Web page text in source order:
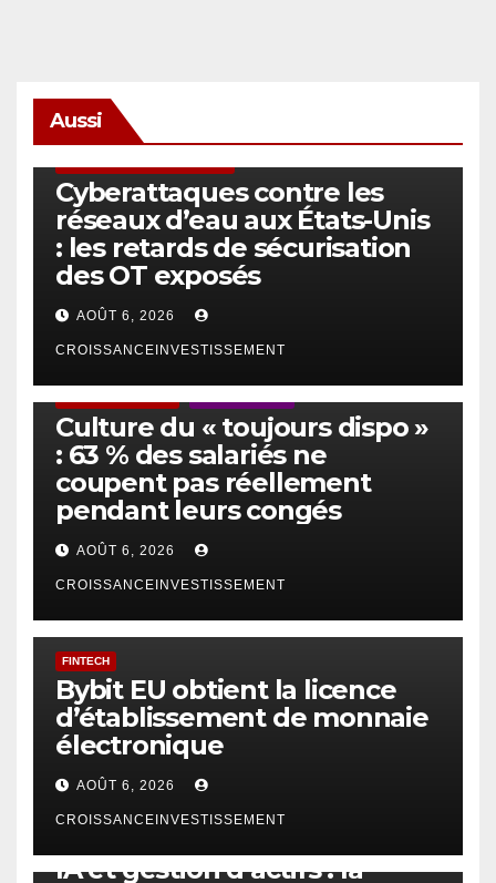
Aussi
Cyberattaques contre les
réseaux d’eau aux États-Unis
: les retards de sécurisation
des OT exposés
AOÛT 6, 2026
CROISSANCEINVESTISSEMENT
Culture du « toujours dispo »
: 63 % des salariés ne
coupent pas réellement
pendant leurs congés
AOÛT 6, 2026
CROISSANCEINVESTISSEMENT
FINTECH
Bybit EU obtient la licence
d’établissement de monnaie
électronique
AOÛT 6, 2026
CROISSANCEINVESTISSEMENT
IA et gestion d’actifs : la